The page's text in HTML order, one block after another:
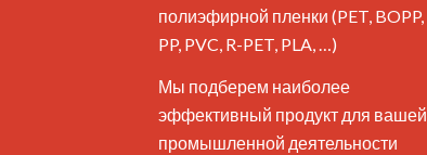
полиэфирной пленки (PET, BOPP,
PP, PVC, R-PET, PLA, …)
Мы подберем наиболее
эффективный продукт для вашей
промышленной деятельности